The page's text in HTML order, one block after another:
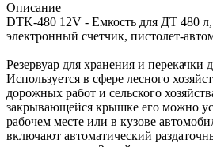
Описание
DTK-480 12V - Емкость для ДТ 480 л,
электронный счетчик, пистолет-
Резервуар для хранения и перекачки
Используется в сфере лесного
дорожных работ и сельского
закрывающейся крышке его можно
рабочем месте или в кузове
включают автоматический